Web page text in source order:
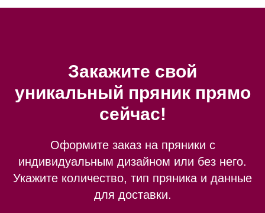
Закажите свой
уникальный пряник прямо
сейчас!
Оформите заказ на пряники с
индивидуальным дизайном или без него.
Укажите количество, тип пряника и данные
для доставки.